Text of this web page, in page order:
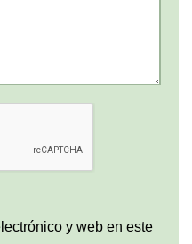
y web en este